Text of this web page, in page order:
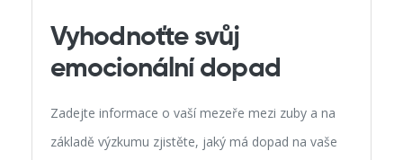
Vyhodnoťte svůj
emocionální dopad
Zadejte informace o vaší mezeře mezi zuby a na
základě výzkumu zjistěte, jaký má dopad na vaše